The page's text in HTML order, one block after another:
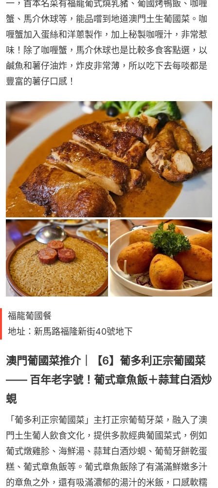
一，首本名菜有福龍葡式燒乳豬、葡國烤鴨飯、咖喱
蟹、馬介休球等，能品嚐到地道澳門土生葡國菜。咖
喱蟹加入蛋絲和洋蔥製作，加上秘製咖喱汁，非常惹
味！除了咖喱蟹，馬介休球也是比較多食客點選，以
鹹魚和薯仔油炸，炸皮非常薄，所以吃下去每啖都是
豐富的薯仔口感！
福龍葡國餐
地址：新馬路福隆新街40號地下
澳門葡國菜推介｜【6】葡多利正宗葡國菜
—— 百年老字號！葡式章魚飯＋蒜茸白酒炒
蜆
「葡多利正宗葡國菜」主打正宗葡萄牙菜，融入了澳
門土生葡人飲食文化，提供多款經典葡國菜式，例如
葡式燉雞胗、海鮮湯、蒜茸白酒炒蜆、葡萄牙餅乾蛋
糕、葡式章魚飯等。葡式章魚飯除了有滿滿鮮嫩多汁
的章魚之外，還有吸滿濃郁的湯汁的米飯，口感軟糯